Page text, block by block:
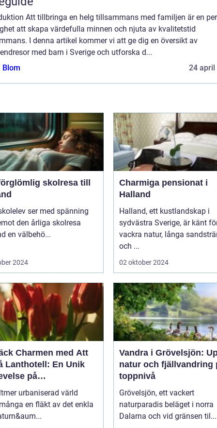
Att tillbringa en helg tillsammans med familjen är en
att skapa värdefulla minnen och njuta av kvalitetstid
I denna artikel kommer vi att ge dig en översikt av
med barn i Sverige och utforska d...
Blom
24 april
skolresa till
ser med spänning
den årliga skolresa
en välbehö...
2024
Charmiga pensionat i
Halland
Halland, ett kustlandskap i
sydvästra Sverige, är känt
vackra natur, långa
och ...
02 oktober 2024
Charmen med Att
Lanthotell: En Unik
på
urbaniserad värld
en fläkt av det enkla
Vandra i Grövelsjön:
natur och fjällvandring
toppnivå
Grövelsjön, ett vackert
naturparadis beläget i norra
Dalarna och vid gränsen til...